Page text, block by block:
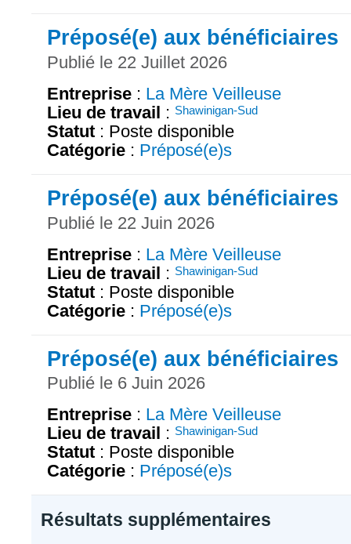
Préposé(e) aux bénéficiaires
Publié le 22 Juillet 2026
Entreprise : La Mère Veilleuse
Lieu de travail : Shawinigan-Sud
Statut : Poste disponible
Catégorie : Préposé(e)s
Préposé(e) aux bénéficiaires
Publié le 22 Juin 2026
Entreprise : La Mère Veilleuse
Lieu de travail : Shawinigan-Sud
Statut : Poste disponible
Catégorie : Préposé(e)s
Préposé(e) aux bénéficiaires
Publié le 6 Juin 2026
Entreprise : La Mère Veilleuse
Lieu de travail : Shawinigan-Sud
Statut : Poste disponible
Catégorie : Préposé(e)s
Résultats supplémentaires